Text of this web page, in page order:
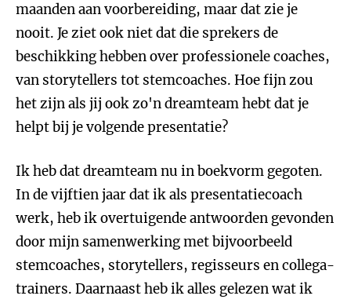
maanden aan voorbereiding, maar dat zie je
nooit. Je ziet ook niet dat die sprekers de
beschikking hebben over professionele coaches,
van storytellers tot stemcoaches. Hoe fijn zou
het zijn als jij ook zo'n dreamteam hebt dat je
helpt bij je volgende presentatie?
Ik heb dat dreamteam nu in boekvorm gegoten.
In de vijftien jaar dat ik als presentatiecoach
werk, heb ik overtuigende antwoorden gevonden
door mijn samenwerking met bijvoorbeeld
stemcoaches, storytellers, regisseurs en collega-
trainers. Daarnaast heb ik alles gelezen wat ik